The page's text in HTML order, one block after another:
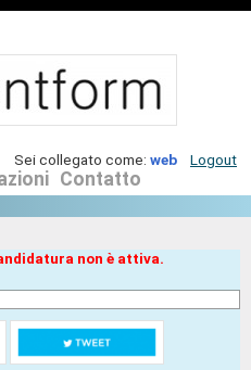
Sei collegato come: web Logout
Contatto
non è attiva.